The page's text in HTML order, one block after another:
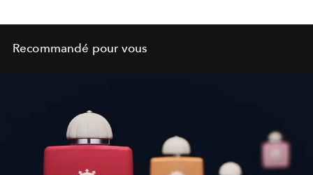
Recommandé pour vous